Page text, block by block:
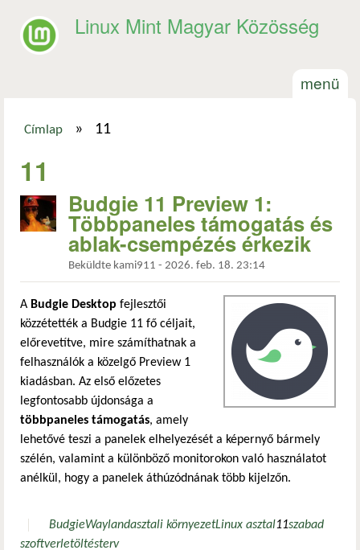
Linux Mint Magyar Közösség
menü
Címlap » 11
11
Budgie 11 Preview 1:
Többpaneles támogatás és
ablak-csempézés érkezik
Beküldte kami911 - 2026. feb. 18. 23:14
A Budgie Desktop fejlesztői
közzétették a Budgie 11 fő céljait,
előrevetítve, mire számíthatnak a
felhasználók a közelgő Preview 1
kiadásban. Az első előzetes
legfontosabb újdonsága a
többpaneles támogatás, amely
lehetővé teszi a panelek elhelyezését a képernyő bármely
szélén, valamint a különböző monitorokon való használatot
anélkül, hogy a panelek áthúzódnának több kijelzőn.
BudgieWaylandasztali környezetLinux asztal11szabad
szoftverletöltésterv